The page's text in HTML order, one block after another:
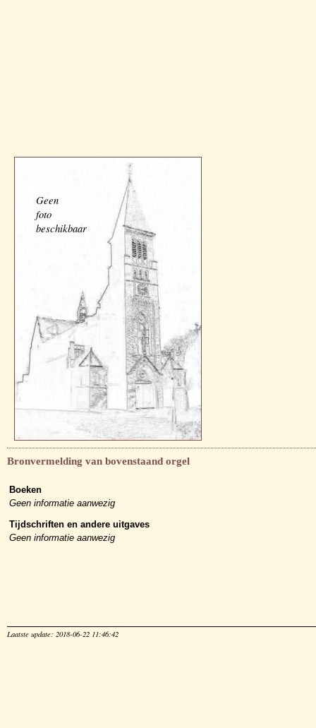
Geen
foto
beschikbaar
Bronvermelding van bovenstaand orgel
Boeken
Geen informatie aanwezig
Tijdschriften en andere uitgaves
Geen informatie aanwezig
Laatste update: 2018-06-22 11:46:42